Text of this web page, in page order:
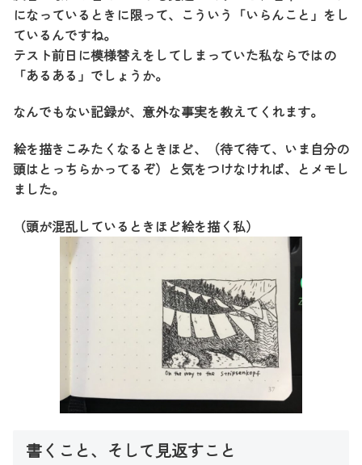
になっているときに限って、こういう「いらんこと」をし
ているんですね。
テスト前日に模様替えをしてしまっていた私ならではの
「あるある」でしょうか。
なんでもない記録が、意外な事実を教えてくれます。
絵を描きこみたくなるときほど、（待て待て、いま自分の
頭はとっちらかってるぞ）と気をつけなければ、とメモし
ました。
（頭が混乱しているときほど絵を描く私）
書くこと、そして見返すこと